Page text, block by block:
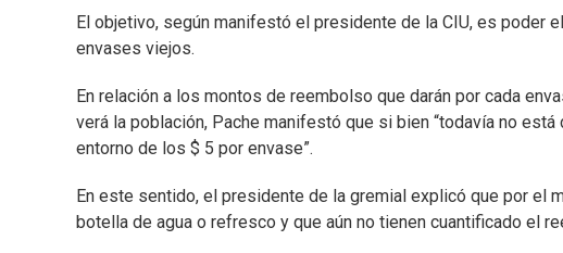
El objetivo, según manifestó el presidente de la CIU, es poder
envases viejos.
En relación a los montos de reembolso que darán por cada
verá la población, Pache manifestó que si bien “todavía no está
entorno de los $ 5 por envase”.
En este sentido, el presidente de la gremial explicó que por el
botella de agua o refresco y que aún no tienen cuantificado el